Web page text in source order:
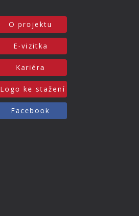
O projektu
E-vizitka
Kariéra
Logo ke stažení
Facebook